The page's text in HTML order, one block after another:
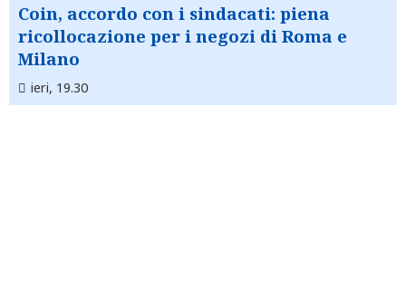
Coin, accordo con i sindacati: piena
ricollocazione per i negozi di Roma e
Milano
ieri, 19.30